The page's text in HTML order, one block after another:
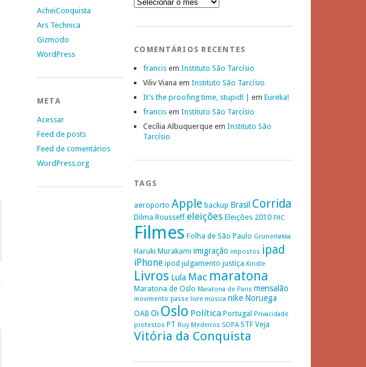
AcheiConquista
Ars Technica
Gizmodo
WordPress
META
Acessar
Feed de posts
Feed de comentários
WordPress.org
COMENTÁRIOS RECENTES
francis em Instituto São Tarcísio
Viliv Viana em Instituto São Tarcísio
It’s the proofing time, stupid! |
em Eureka!
francis em Instituto São Tarcísio
Cecília Albuquerque em Instituto São
Tarcísio
TAGS
aeroporto Apple backup Brasil Corrida
Dilma Rousseff eleições Eleições 2010 FHC
Filmes Folha de São Paulo Grünerløkka
Haruki Murakami imigração impostos ipad
iPhone ipod julgamento justiça Kindle
Livros Lula Mac maratona
Maratona de Oslo Maratona de Paris mensalão
movimento passe livre música nike Noruega
OAB Oi Oslo Política Portugal
Privacidade
protestos PT Ruy Medeiros SOPA STF Veja
Vitória da Conquista